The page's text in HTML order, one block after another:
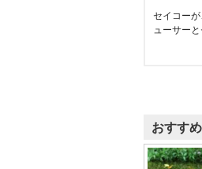
セイコー
ューサー
おすす